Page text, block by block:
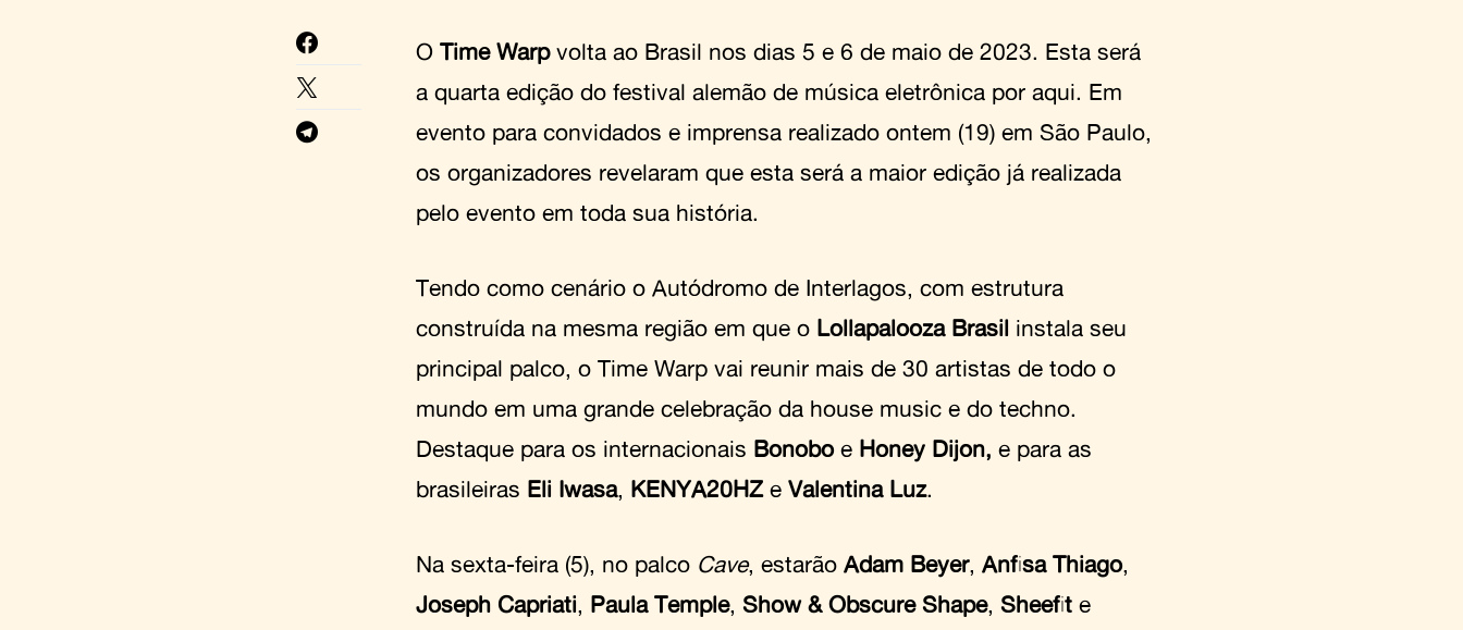
O Time Warpvolta ao Brasil nos dias 5 e 6 de maio de 2023. Esta será
a quarta edição do festival alemão de música eletrônica por aqui. Em
evento para convidados e imprensa realizado ontem (19) em São Paulo,
os organizadores revelaram que esta será a maior edição já realizada
pelo evento em toda sua história.
Tendo como cenário o Autódromo de Interlagos, com estrutura
construída na mesma região em que o Lollapalooza Brasil instala seu
principal palco, o Time Warp vai reunir mais de 30 artistas de todo o
mundo em uma grande celebração da house music e do techno.
Destaque para os internacionais Bonobo e Honey Dijon, e para as
brasileiras Eli Iwasa, KENYA20HZe Valentina Luz.
Na sexta-feira (5), no palco Cave, estarão Adam Beyer, Anfisa Thiago,
Joseph Capriati, Paula Temple, Show & Obscure Shape, Sheefit e